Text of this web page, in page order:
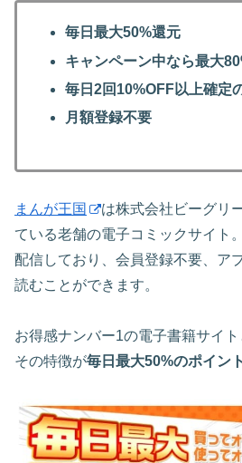
毎日最大50%還元
キャンペーン中なら最大
毎日2回10%OFF以上確定
月額登録不要
まんが王国
は株式会社ビーグリ
ている老舗の電子コミックサイト
配信しており、会員登録不要、ア
読むことができます。
お得感ナンバー1の電子書籍サイト
その特徴が毎日最大50%のポイン